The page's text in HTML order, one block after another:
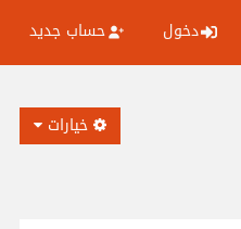
دخول حساب جديد
خيارات